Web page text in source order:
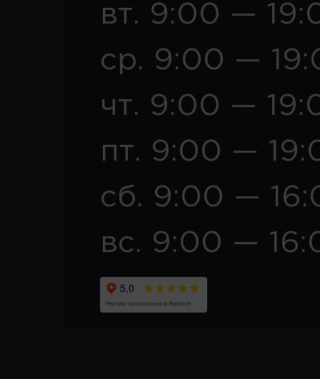
вт. 9:00 —
ср. 9:00 —
чт. 9:00 —
пт. 9:00 —
сб. 9:00 —
вс. 9:00 —